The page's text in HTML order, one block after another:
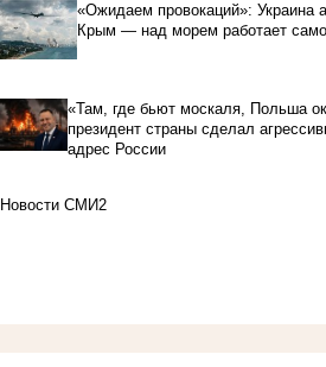
«Ожидаем провокаций»: Украина
Крым — над морем работает
«Там, где бьют москаля, Польша
президент страны сделал
адрес России
Новости СМИ2